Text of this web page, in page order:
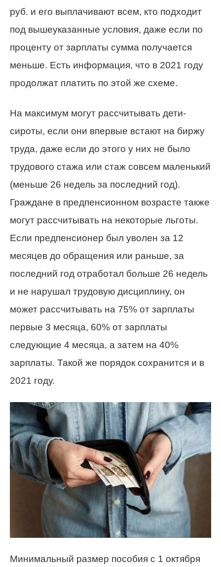
руб. и его выплачивают всем, кто подходит
под вышеуказанные условия, даже если по
проценту от зарплаты сумма получается
меньше. Есть информация, что в 2021 году
продолжат платить по этой же схеме.
На максимум могут рассчитывать дети-
сироты, если они впервые встают на биржу
труда, даже если до этого у них не было
трудового стажа или стаж совсем маленький
(меньше 26 недель за последний год).
Граждане в предпенсионном возрасте также
могут рассчитывать на некоторые льготы.
Если предпенсионер был уволен за 12
месяцев до обращения или раньше, за
последний год отработал больше 26 недель
и не нарушал трудовую дисциплину, он
может рассчитывать на 75% от зарплаты
первые 3 месяца, 60% от зарплаты
следующие 4 месяца, а затем на 40%
зарплаты. Такой же порядок сохранится и в
2021 году.
Минимальный размер пособия с 1 октября